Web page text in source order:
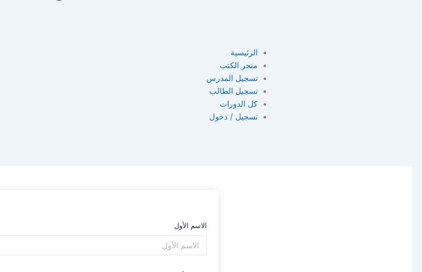
الرئيسية
متجر الكتب
تسجيل المدرس
تسجيل الطالب
كل الدورات
تسجيل / دخول
الاسم الأول